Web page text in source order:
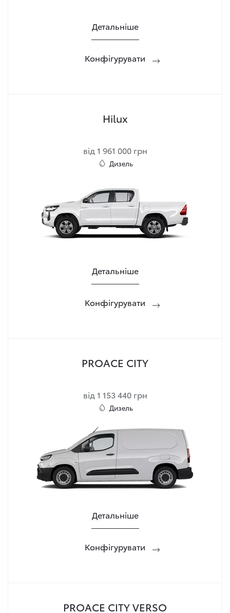
Детальніше
Конфігурувати
Hilux
від 1 961 000 грн
Дизель
Детальніше
Конфігурувати
PROACE CITY
від 1 153 440 грн
Дизель
Детальніше
Конфігурувати
PROACE CITY VERSO